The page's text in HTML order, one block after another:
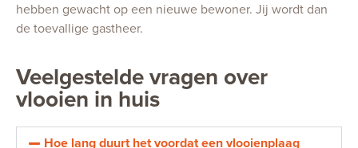
hebben gewacht op een nieuwe bewoner. Jij wordt dan
de toevallige gastheer.
Veelgestelde vragen over
vlooien in huis
Hoe lang duurt het voordat een vlooienplaag